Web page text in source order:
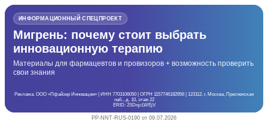
ИНФОРМАЦИОННЫЙ СПЕЦПРОЕКТ
Мигрень: почему стоит выбрать
инновационную терапию
Материалы для фармацевтов и провизоров + возможность проверить
свои знания
Реклама. ООО «Пфайзер Инновации» | ИНН 7703106050 | ОГРН 1157746182956 | 123112, г. Москва, Пресненская
наб., д. 10, этаж 22
ERID: 2SDnjcLWEjV
PP-NNT-RUS-0190 от 09.07.2026